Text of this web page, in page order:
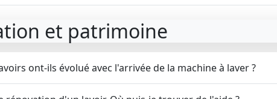
et patrimoine
ont-ils évolué avec l'arrivée de la machine à laver ?